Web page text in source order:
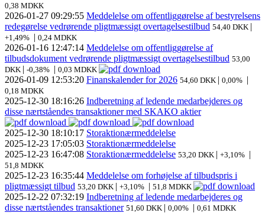
0,38 MDKK
2026-01-27 09:29:55 Meddelelse om offentliggørelse af bestyrelsens
redegørelse vedrørende pligtmæssigt overtagelsestilbud 54,40 DKK |
+1,49% | 0,24 MDKK
2026-01-16 12:47:14 Meddelelse om offentliggørelse af
tilbudsdokument vedrørende pligtmæssigt overtagelsestilbud 53,00
DKK | -0,38% | 0,03 MDKK
2026-01-09 12:53:20 Finanskalender for 2026 54,60 DKK | 0,00% |
0,18 MDKK
2025-12-30 18:16:26 Indberetning af ledende medarbejderes og
disse nærtståendes transaktioner med SKAKO aktier
2025-12-30 18:10:17 Storaktionærmeddelelse
2025-12-23 17:05:03 Storaktionærmeddelelse
2025-12-23 16:47:08 Storaktionærmeddelelse 53,20 DKK | +3,10% |
51,8 MDKK
2025-12-23 16:35:44 Meddelelse om forhøjelse af tilbudspris i
pligtmæssigt tilbud 53,20 DKK | +3,10% | 51,8 MDKK
2025-12-22 07:32:19 Indberetning af ledende medarbejderes og
disse nærtståendes transaktioner 51,60 DKK | 0,00% | 0,61 MDKK